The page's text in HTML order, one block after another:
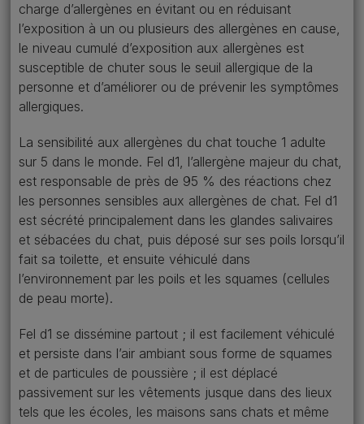
charge d’allergènes en évitant ou en réduisant
l’exposition à un ou plusieurs des allergènes en cause,
le niveau cumulé d’exposition aux allergènes est
susceptible de chuter sous le seuil allergique de la
personne et d’améliorer ou de prévenir les symptômes
allergiques.
La sensibilité aux allergènes du chat touche 1 adulte
sur 5 dans le monde. Fel d1, l’allergène majeur du chat,
est responsable de près de 95 % des réactions chez
les personnes sensibles aux allergènes de chat. Fel d1
est sécrété principalement dans les glandes salivaires
et sébacées du chat, puis déposé sur ses poils lorsqu’il
fait sa toilette, et ensuite véhiculé dans
l’environnement par les poils et les squames (cellules
de peau morte).
Fel d1 se dissémine partout ; il est facilement véhiculé
et persiste dans l’air ambiant sous forme de squames
et de particules de poussière ; il est déplacé
passivement sur les vêtements jusque dans des lieux
tels que les écoles, les maisons sans chats et même